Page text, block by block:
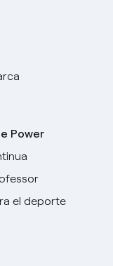
Power
el deporte